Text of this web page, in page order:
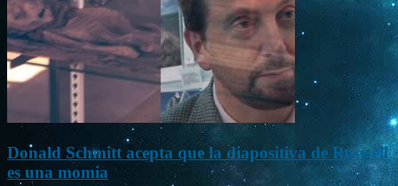
Donald Schmitt acepta que la diapositiva de Roswell
es una momia